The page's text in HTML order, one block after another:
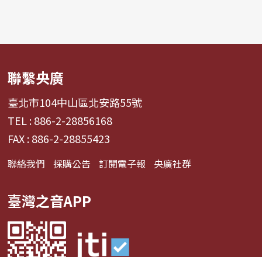
聯繫央廣
臺北市104中山區北安路55號
TEL : 886-2-28856168
FAX : 886-2-28855423
聯絡我們 採購公告 訂閱電子報 央廣社群
臺灣之音APP